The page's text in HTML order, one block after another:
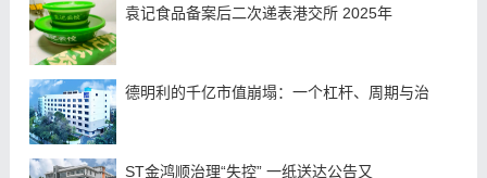
袁记食品备案后二次递表港交所 2025年
德明利的千亿市值崩塌：一个杠杆、周期与治
ST金鸿顺治理“失控” 一纸送达公告又